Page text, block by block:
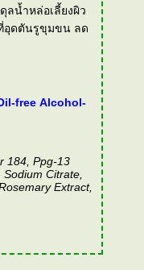
ลน้ำหล่อเลี้ยงผิว
อุดตันรูขุมขน ลด
free Alcohol-
184, Ppg-13
Citrate,
Extract,